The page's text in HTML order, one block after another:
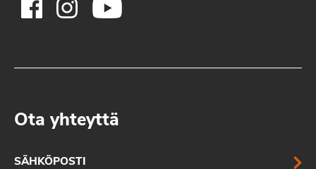
Ota yhteyttä
SÄHKÖPOSTI